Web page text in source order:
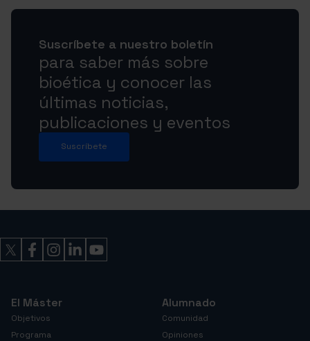
Suscríbete a nuestro boletín
para saber más sobre
bioética y conocer las
últimas noticias,
publicaciones y eventos
Suscríbete
El Máster
Objetivos
Programa
Alumnado
Comunidad
Opiniones